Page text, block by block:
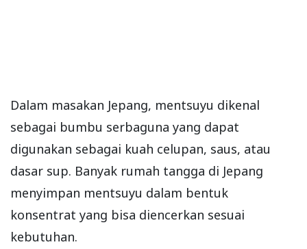
Dalam masakan Jepang, mentsuyu dikenal
sebagai bumbu serbaguna yang dapat
digunakan sebagai kuah celupan, saus, atau
dasar sup. Banyak rumah tangga di Jepang
menyimpan mentsuyu dalam bentuk
konsentrat yang bisa diencerkan sesuai
kebutuhan.